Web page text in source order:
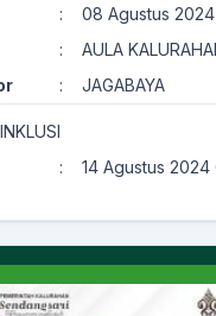
:
08 Agustus
:
AULA
: JAGABAYA
:
14 Agustus
KADER KESEHATAN